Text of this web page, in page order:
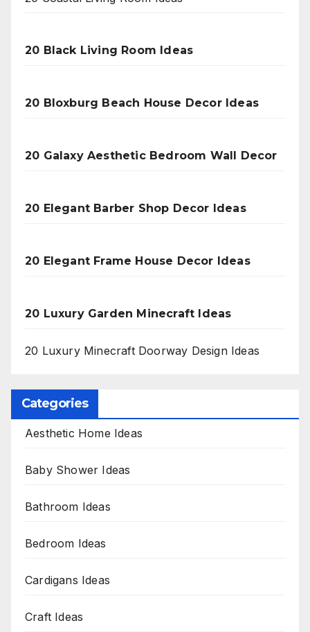
20 Black Living Room Ideas
20 Bloxburg Beach House Decor Ideas
20 Galaxy Aesthetic Bedroom Wall Decor
20 Elegant Barber Shop Decor Ideas
20 Elegant Frame House Decor Ideas
20 Luxury Garden Minecraft Ideas
20 Luxury Minecraft Doorway Design Ideas
Categories
Aesthetic Home Ideas
Baby Shower Ideas
Bathroom Ideas
Bedroom Ideas
Cardigans Ideas
Craft Ideas